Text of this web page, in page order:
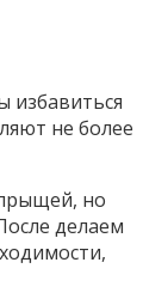
избавиться
не более
но
делаем